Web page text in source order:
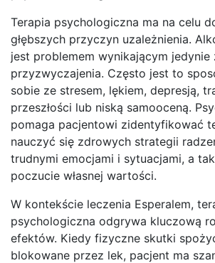
Terapia psychologiczna ma na celu
głębszych przyczyn uzależnienia.
jest problemem wynikającym
przyzwyczajenia. Często jest to
sobie ze stresem, lękiem, depresją,
przeszłości lub niską samooceną.
pomaga pacjentowi zidentyfikować
nauczyć się zdrowych strategii
trudnymi emocjami i sytuacjami, a
poczucie własnej wartości.
W kontekście leczenia Esperalem,
psychologiczna odgrywa kluczową
efektów. Kiedy fizyczne skutki
blokowane przez lek, pacjent ma